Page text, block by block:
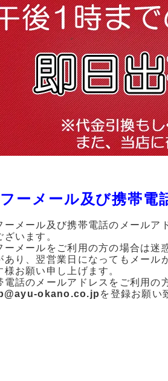
ーメール及び携帯電
ーメール及び携帯電話のメールア
ざいます。
ーメールをご利用の方の場合は迷
あり、翌営業日になってもメール
様お願い申し上げます。
電話のメールアドレスをご利用の
okano.co.jp を登録お願い